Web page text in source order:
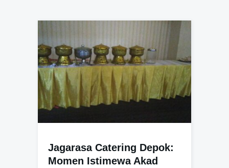
Jagarasa Catering Depok:
Momen Istimewa Akad